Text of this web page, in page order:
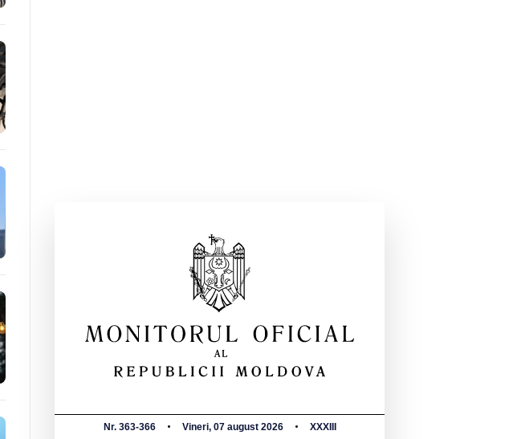
Nr. 363-366 Vineri, 07 august 2026 XXXIII